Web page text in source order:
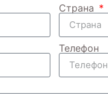
Страна
Телефон